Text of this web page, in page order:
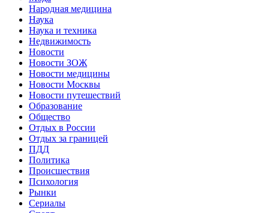
Народная медицина
Наука
Наука и техника
Недвижимость
Новости
Новости ЗОЖ
Новости медицины
Новости Москвы
Новости путешествий
Образование
Общество
Отдых в России
Отдых за границей
ПДД
Политика
Происшествия
Психология
Рынки
Сериалы